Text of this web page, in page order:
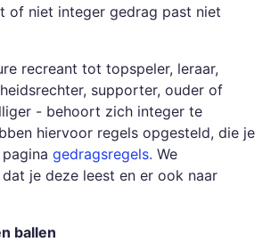
of niet integer gedrag past niet
recreant tot topspeler, leraar,
supporter, ouder of
- behoort zich integer te
hiervoor regels opgesteld, die je
gedragsregels. We
je deze leest en er ook naar
ballen